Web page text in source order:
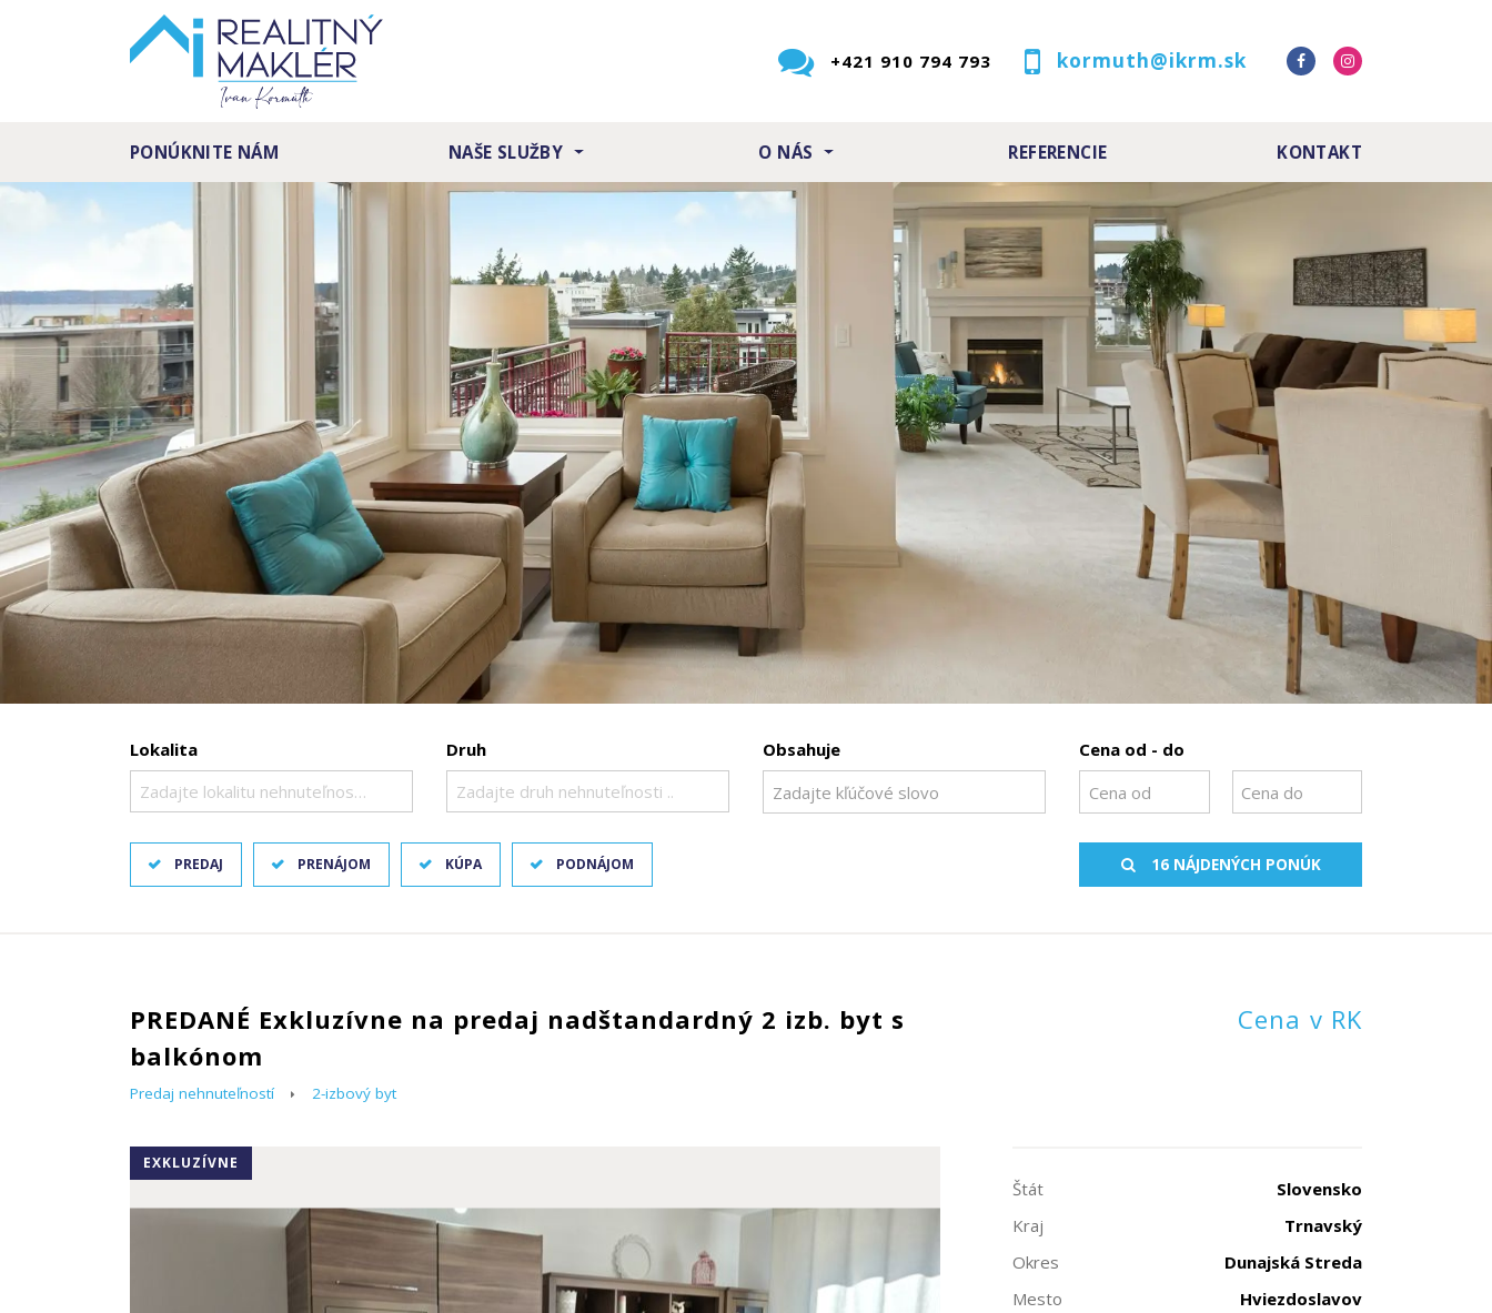
kormuth@ikrm.sk
+421 910 794 793
PONÚKNITE NÁM NAŠE SLUŽBY O NÁS REFERENCIE KONTAKT
Lokalita
Zadajte lokalitu nehnuteľnosti ..
Druh
Zadajte druh nehnuteľnosti ..
Obsahuje Cena od - do
PREDAJ PRENÁJOM KÚPA PODNÁJOM 16 NÁJDENÝCH PONÚK
PREDANÉ Exkluzívne na predaj nadštandardný 2 izb. byt s
balkónom
Cena v RK
Predaj nehnuteľností 2-izbový byt
EXKLUZÍVNE
Štát
Slovensko
Kraj
Trnavský
Okres
Dunajská Streda
Mesto
Hviezdoslavov